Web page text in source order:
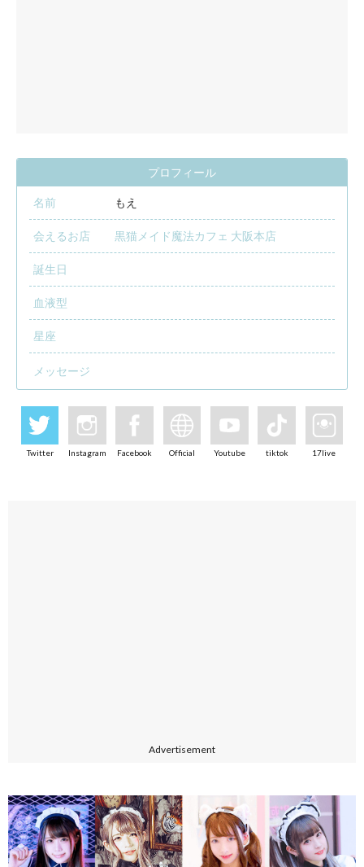
プロフィール
名前 もえ
会えるお店 黒猫メイド魔法カフェ 大阪本店
誕生日
血液型
星座
メッセージ
Twitter Instagram Facebook Official Youtube tiktok 17live
Advertisement